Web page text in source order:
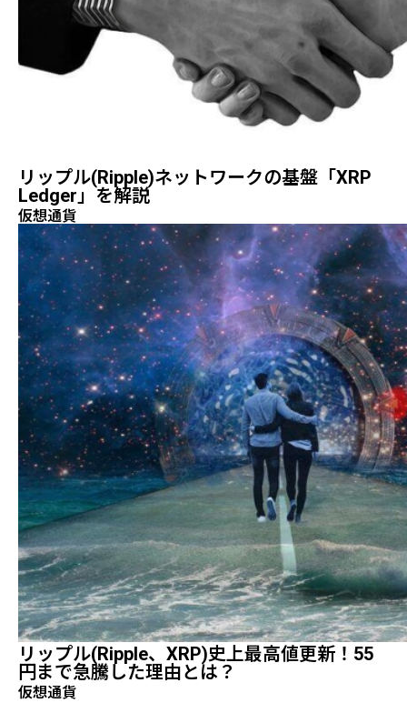
リップル(ripple)ネットワークの基盤「XRP
Ledger」を解説
仮想通貨
リップル(Ripple、XRP)史上最高値更新！55
円まで急騰した理由とは？
仮想通貨